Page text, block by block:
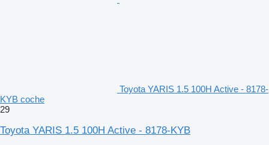
Toyota YARIS 1.5 100H Active - 8178-
KYB coche
29
Toyota YARIS 1.5 100H Active - 8178-KYB